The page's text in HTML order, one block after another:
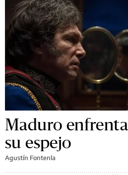
Maduro
su espejo
Agustín Fontenla